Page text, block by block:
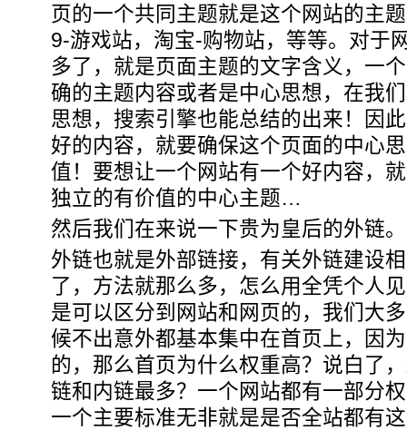
页的一个共同主题就是这个网站的主
9-游戏站，淘宝-购物站，等等。对于
多了，就是页面主题的文字含义，一
确的主题内容或者是中心思想，在我
思想，搜索引擎也能总结的出来！因
好的内容，就要确保这个页面的中心
值！要想让一个网站有一个好内容，
独立的有价值的中心主题…
然后我们在来说一下贵为皇后的外链。
外链也就是外部链接，有关外链建设
了，方法就那么多，怎么用全凭个人
是可以区分到网站和网页的，我们大
候不出意外都基本集中在首页上，因
的，那么首页为什么权重高？说白了
链和内链最多？一个网站都有一部分
一个主要标准无非就是是否全站都有